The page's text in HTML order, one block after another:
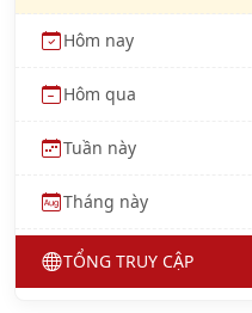
Hôm nay
Hôm qua
Tuần này
Tháng này
TỔNG TRUY CẬP